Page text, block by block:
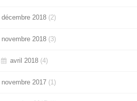
décembre 2018 (2)
novembre 2018 (3)
avril 2018(4)
novembre 2017 (1)